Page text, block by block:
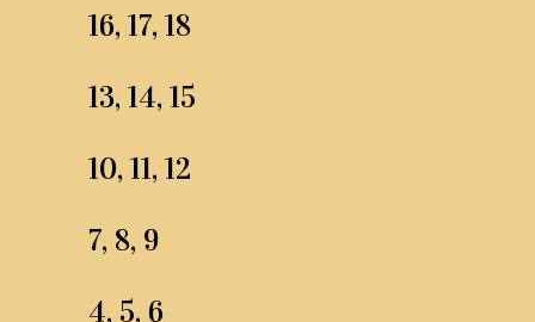
16, 17, 18
13, 14, 15
10, 11, 12
7, 8, 9
4, 5, 6